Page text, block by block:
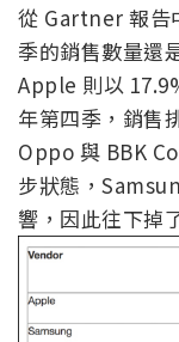
從 Gartner 報告
季的銷售數量還
Apple 則以
年第四季，銷售
Oppo 與 BBK
步狀態，
響，因此往下掉